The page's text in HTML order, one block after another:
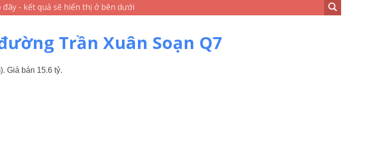
Trần Xuân Soạn Q7
Giá bán 15.6 tỷ.